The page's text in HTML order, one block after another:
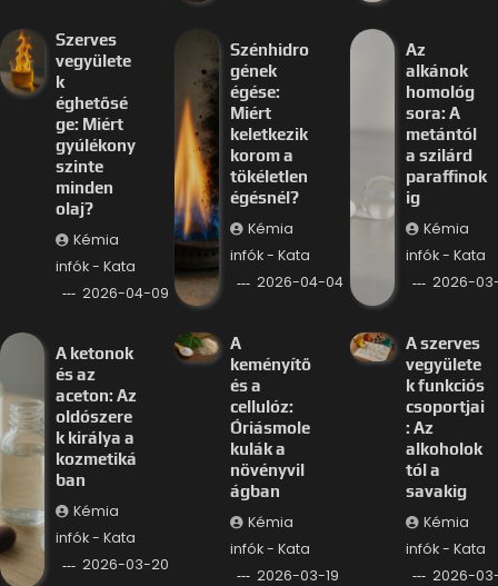
Szerves
vegyülete
k
éghetősé
ge: Miért
gyúlékony
szinte
minden
olaj?
Kémia
infók - Kata
2026-04-09
Szénhidro
gének
égése:
Miért
keletkezik
korom a
tökéletlen
égésnél?
Kémia
infók - Kata
2026-04-04
Az
alkánok
homológ
sora: A
metántól
a szilárd
paraffinok
ig
Kémia
infók - Kata
2026-
A ketonok
és az
aceton: Az
oldószere
k királya a
kozmetiká
ban
Kémia
infók - Kata
2026-03-20
A
keményítő
és a
cellulóz:
Óriásmole
kulák a
növényvil
ágban
Kémia
infók - Kata
2026-03-19
A szerves
vegyülete
k funkciós
csoportjai
: Az
alkoholok
tól a
savakig
Kémia
infók - Kata
2026-